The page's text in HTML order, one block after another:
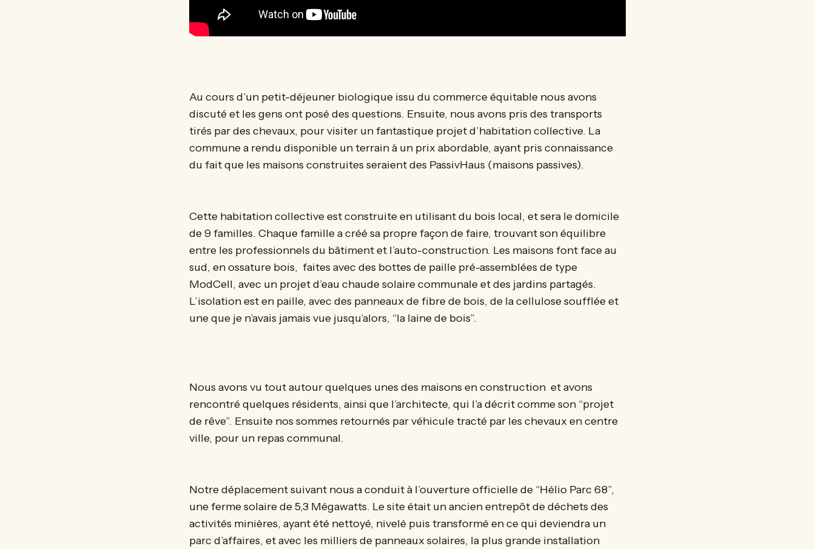
Au cours d’un petit-déjeuner biologique issu du commerce équitable nous avons
discuté et les gens ont posé des questions. Ensuite, nous avons pris des transports
tirés par des chevaux, pour visiter un fantastique projet d’habitation collective. La
commune a rendu disponible un terrain à un prix abordable, ayant pris connaissance
du fait que les maisons construites seraient des PassivHaus (maisons passives).
Cette habitation collective est construite en utilisant du bois local, et sera le domicile
de 9 familles. Chaque famille a créé sa propre façon de faire, trouvant son équilibre
entre les professionnels du bâtiment et l’auto-construction. Les maisons font face au
sud, en ossature bois, faites avec des bottes de paille pré-assemblées de type
ModCell, avec un projet d’eau chaude solaire communale et des jardins partagés.
L’isolation est en paille, avec des panneaux de fibre de bois, de la cellulose soufflée et
une que je n’avais jamais vue jusqu’alors, “la laine de bois”.
Nous avons vu tout autour quelques unes des maisons en construction et avons
rencontré quelques résidents, ainsi que l’architecte, qui l’a décrit comme son “projet
de rêve”. Ensuite nos sommes retournés par véhicule tracté par les chevaux en centre
ville, pour un repas communal.
Notre déplacement suivant nous a conduit à l’ouverture officielle de “Hélio Parc 68”,
une ferme solaire de 5,3 Mégawatts. Le site était un ancien entrepôt de déchets des
activités minières, ayant été nettoyé, nivelé puis transformé en ce qui deviendra un
parc d’affaires, et avec les milliers de panneaux solaires, la plus grande installation